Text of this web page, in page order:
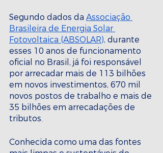
Segundo dados da Associação
Brasileira de Energia Solar
Fotovoltaica (ABSOLAR), durante
esses 10 anos de funcionamento
oficial no Brasil, já foi responsável
por arrecadar mais de 113 bilhões
em novos investimentos, 670 mil
novos postos de trabalho e mais de
35 bilhões em arrecadações de
tributos.
Conhecida como uma das fontes